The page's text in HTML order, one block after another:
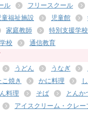
ル フリースクール
童福祉施設 児童館
家庭教師 特別支援学校
校 通信教育
うどん うなぎ
焼き かに料理
料理 そば とんか
アイスクリーム・クレー